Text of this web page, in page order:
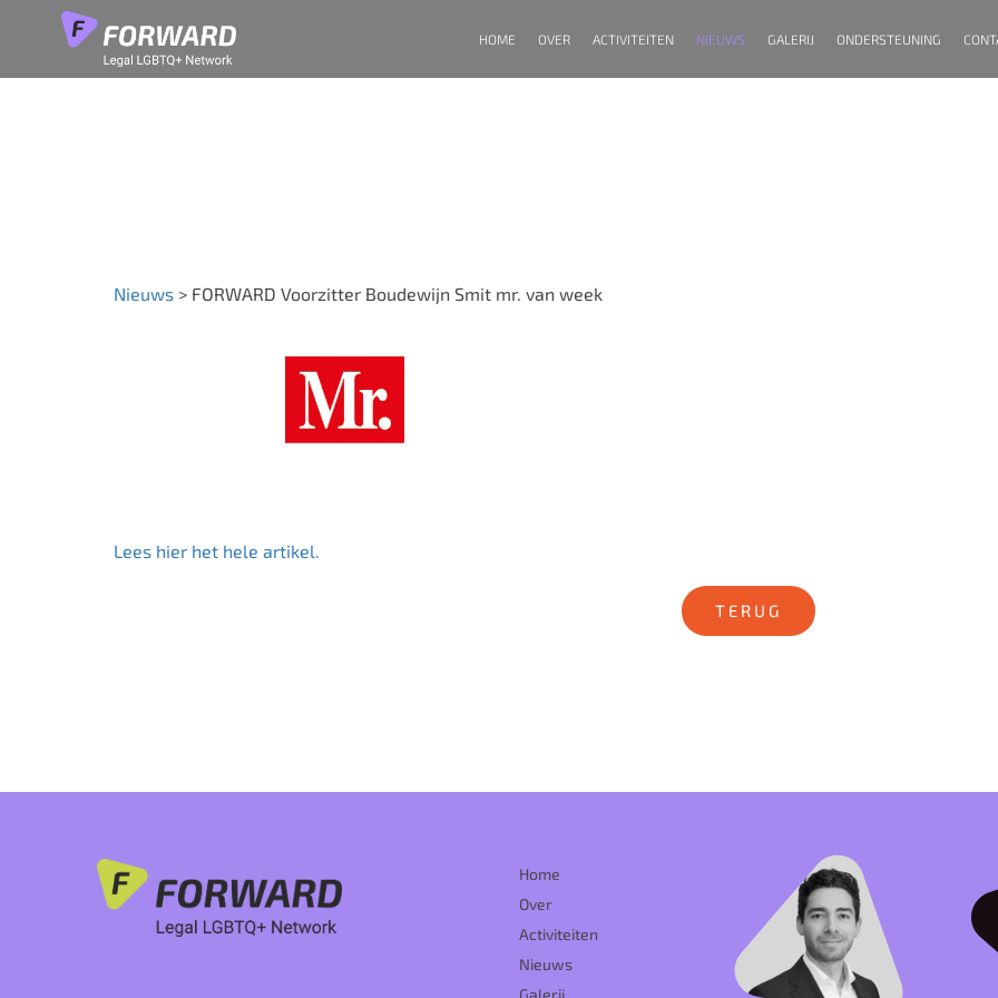
HOME OVER ACTIVITEITEN NIEUWS GALERIJ ONDERSTEUNING
Nieuws > FORWARD Voorzitter Boudewijn Smit mr. van week
Lees hier het hele artikel.
TERUG
Home
Over
Activiteiten
Nieuws
Galerij